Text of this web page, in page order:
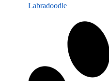
Labradoodle